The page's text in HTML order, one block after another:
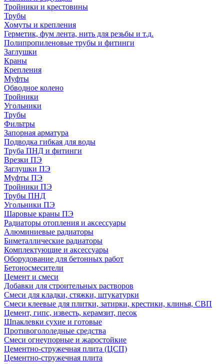
Тройники и крестовины
Трубы
Хомуты и крепления
Герметик, фум лента, нить для резьбы и т.д.
Полипропиленовые трубы и фитинги
Заглушки
Краны
Крепления
Муфты
Обводное колено
Тройники
Угольники
Трубы
Фильтры
Запорная арматура
Подводка гибкая для воды
Труба ПНД и фитинги
Врезки ПЭ
Заглушки ПЭ
Муфты ПЭ
Тройники ПЭ
Трубы ПНД
Угольники ПЭ
Шаровые краны ПЭ
Радиаторы отопления и аксессуары
Алюминиевые радиаторы
Биметаллические радиаторы
Комплектующие и аксессуары
Оборудование для бетонных работ
Бетоносмесители
Цемент и смеси
Добавки для строительных растворов
Смеси для кладки, стяжки, штукатурки
Смеси клеевые для плитки, затирки, крестики, клинья, СВП
Цемент, гипс, известь, керамзит, песок
Шпаклевки сухие и готовые
Противогололедные средства
Смеси огнеупорные и жаростойкие
Цементно-стружечная плита (ЦСП)
Цементно-стружечная плита